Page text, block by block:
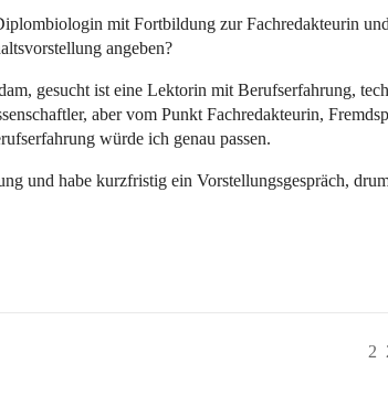
mit Fortbildung zur Fachredakteurin
angeben?
gesucht ist eine Lektorin mit Berufserfahrung,
aber vom Punkt Fachredakteurin,
würde ich genau passen.
und habe kurzfristig ein Vorstellungsgespräch,
2